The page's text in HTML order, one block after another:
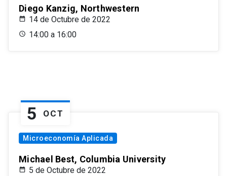
Diego Kanzig, Northwestern
14 de Octubre de 2022
14:00 a 16:00
5 OCT
Microeconomía Aplicada
Michael Best, Columbia University
5 de Octubre de 2022